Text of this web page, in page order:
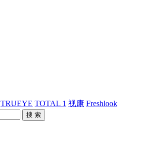
TRUEYE TOTAL 1 视康 Freshlook